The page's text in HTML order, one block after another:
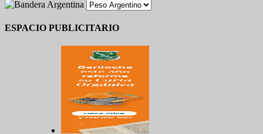
ESPACIO PUBLICITARIO